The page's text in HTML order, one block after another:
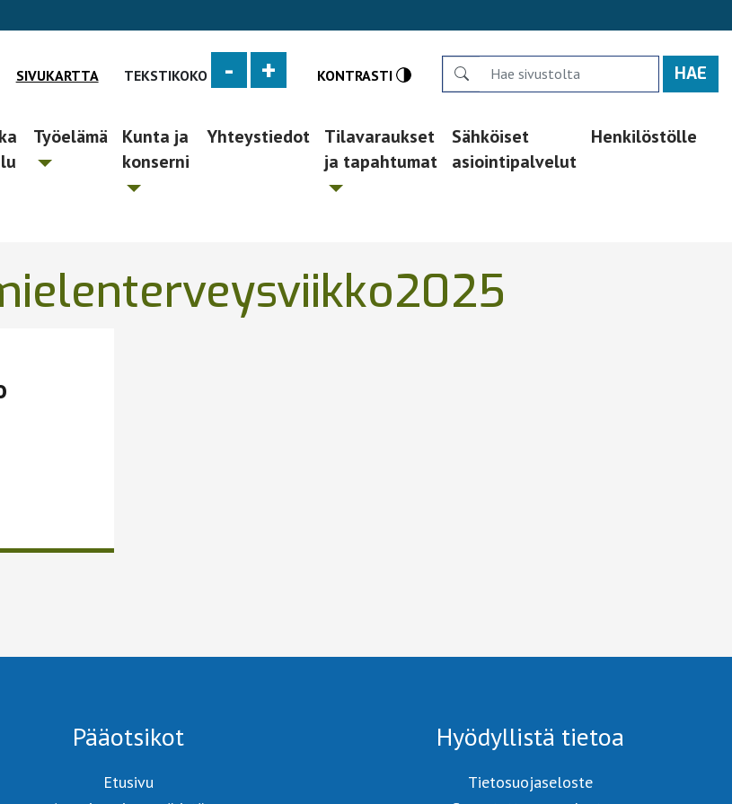
SIVUKARTTA TEKSTIKOKO - + KONTRASTI Search
Työelämä
Kunta ja
konserni
Yhteystiedot
Tilavaraukset
ja tapahtumat
Sähköiset
asiointipalvelut
Henkilöstölle
Pääotsikot
Etusivu
Hyödyllistä tietoa
Tietosuojaseloste